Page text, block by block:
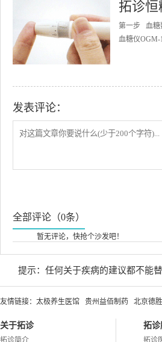
拓诊恒
第一步 血糖
血糖仪OGM-
发表评论：
全部评论（0条）
暂无评论，快抢个沙发吧！
提示：任何关于疾病的建议都不能
友情链接： 太极养生医馆 贵州益佰制药 北京德
关于拓诊
拓诊简介
拓诊
拓诊